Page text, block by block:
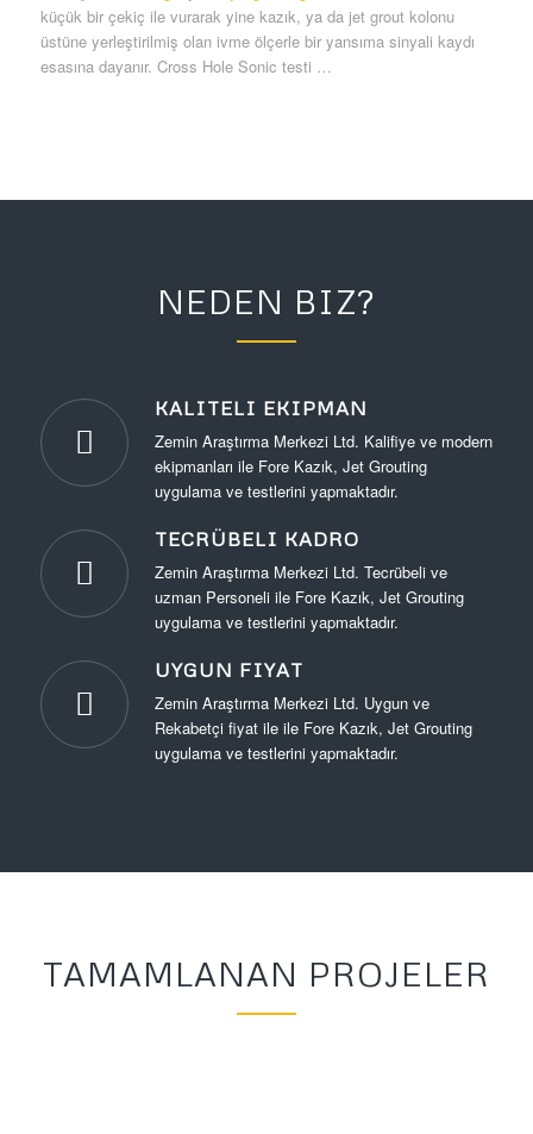
küçük bir çekiç ile vurarak yine kazık, ya da jet grout kolonu
üstüne yerleştirilmiş olan ivme ölçerle bir yansıma sinyali kaydı
esasına dayanır. Cross Hole Sonic testi …
NEDEN BIZ?
KALITELI EKIPMAN
Zemin Araştırma Merkezi Ltd. Kalifiye ve modern
ekipmanları ile Fore Kazık, Jet Grouting
uygulama ve testlerini yapmaktadır.
TECRÜBELI KADRO
Zemin Araştırma Merkezi Ltd. Tecrübeli ve
uzman Personeli ile Fore Kazık, Jet Grouting
uygulama ve testlerini yapmaktadır.
UYGUN FIYAT
Zemin Araştırma Merkezi Ltd. Uygun ve
Rekabetçi fiyat ile ile Fore Kazık, Jet Grouting
uygulama ve testlerini yapmaktadır.
TAMAMLANAN PROJELER